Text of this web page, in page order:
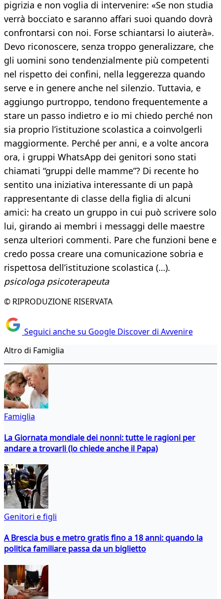
pigrizia e non voglia di intervenire: «Se non studia
verrà bocciato e saranno affari suoi quando dovrà
confrontarsi con noi. Forse schiantarsi lo aiuterà».
Devo riconoscere, senza troppo generalizzare, che
gli uomini sono tendenzialmente più competenti
nel rispetto dei confini, nella leggerezza quando
serve e in genere anche nel silenzio. Tuttavia, e
aggiungo purtroppo, tendono frequentemente a
stare un passo indietro e io mi chiedo perché non
sia proprio l’istituzione scolastica a coinvolgerli
maggiormente. Perché per anni, e a volte ancora
ora, i gruppi WhatsApp dei genitori sono stati
chiamati “gruppi delle mamme”? Di recente ho
sentito una iniziativa interessante di un papà
rappresentante di classe della figlia di alcuni
amici: ha creato un gruppo in cui può scrivere solo
lui, girando ai membri i messaggi delle maestre
senza ulteriori commenti. Pare che funzioni bene e
credo possa creare una comunicazione sobria e
rispettosa dell’istituzione scolastica (…).
psicologa psicoterapeuta
© RIPRODUZIONE RISERVATA
Seguici anche su Google Discover di Avvenire
Altro di Famiglia
Famiglia
La Giornata mondiale dei nonni: tutte le ragioni per
andare a trovarli (lo chiede anche il Papa)
Genitori e figli
A Brescia bus e metro gratis fino a 18 anni: quando la
politica familiare passa da un biglietto